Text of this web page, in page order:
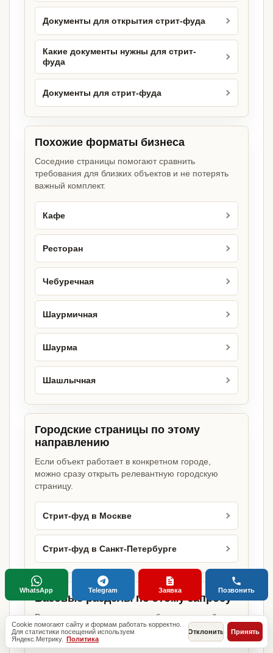
Документы для открытия стрит-фуда
Какие документы нужны для стрит-
фуда
Документы для стрит-фуда
Похожие форматы бизнеса
Соседние страницы помогают сравнить
требования для близких объектов и не потерять
важный комплект.
Кафе
Ресторан
Чебуречная
Шаурмичная
Шаурма
Шашлычная
Городские страницы по этому
направлению
Если объект работает в конкретном городе,
можно сразу открыть релевантную городскую
страницу.
Стрит-фуд в Москве
Стрит-фуд в Санкт-Петербурге
Базовые разделы по этому запросу
Родительские страницы дают более широкий
обзор услуги, объекта или региона без лишних
переходов.
Cookie помогают сайту и формам работать корректно.
Для статистики посещений используем
Яндекс.Метрику. Политика
Отклонить Принять
WhatsApp Telegram Заявка Позвонить